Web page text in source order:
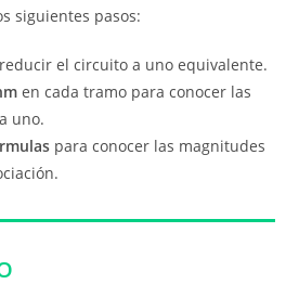
siguientes pasos:
el circuito a uno equivalente.
en cada tramo para conocer las
uno.
para conocer las magnitudes